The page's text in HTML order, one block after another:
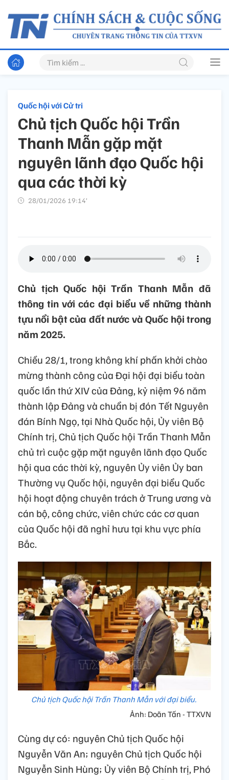
Quốc hội với Cử tri
Chủ tịch Quốc hội Trần
Thanh Mẫn gặp mặt
nguyên lãnh đạo Quốc hội
qua các thời kỳ
28/01/2026 19:14’
Chủ tịch Quốc hội Trần Thanh Mẫn đã
thông tin với các đại biểu về những thành
tựu nổi bật của đất nước và Quốc hội trong
năm 2025.
Chiều 28/1, trong không khí phấn khởi chào
mừng thành công của Đại hội đại biểu toàn
quốc lần thứ XIV của Đảng, kỷ niệm 96 năm
thành lập Đảng và chuẩn bị đón Tết Nguyên
đán Bính Ngọ, tại Nhà Quốc hội, Ủy viên Bộ
Chính trị, Chủ tịch Quốc hội Trần Thanh Mẫn
chủ trì cuộc gặp mặt nguyên lãnh đạo Quốc
hội qua các thời kỳ, nguyên Ủy viên Ủy ban
Thường vụ Quốc hội, nguyên đại biểu Quốc
hội hoạt động chuyên trách ở Trung ương và
cán bộ, công chức, viên chức các cơ quan
của Quốc hội đã nghỉ hưu tại khu vực phía
Bắc.
Chủ tịch Quốc hội Trần Thanh Mẫn với đại biểu.
Ảnh: Doãn Tấn - TTXVN
Cùng dự có: nguyên Chủ tịch Quốc hội
Nguyễn Văn An; nguyên Chủ tịch Quốc hội
Nguyễn Sinh Hùng; Ủy viên Bộ Chính trị, Phó